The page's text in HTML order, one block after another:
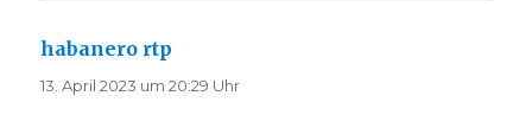
habanero rtp
13. April 2023 um 20:29 Uhr